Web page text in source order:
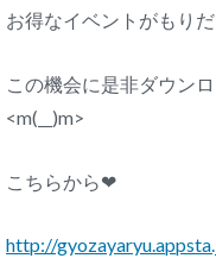
お得なイベントがもりだ
この機会に是非ダウン
<m(__)m>
こちらから❤
http://